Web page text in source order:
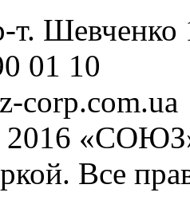
т. Шевченко
01 10
corp.com.ua
«СОЮЗ»
Все